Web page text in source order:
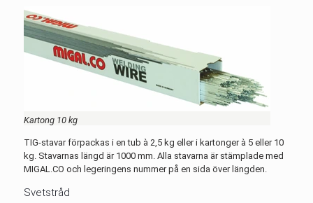
Kartong 10 kg
TIG-stavar förpackas i en tub à 2,5 kg eller i kartonger à 5 eller 10
kg. Stavarnas längd är 1000 mm. Alla stavarna är stämplade med
MIGAL.CO och legeringens nummer på en sida över längden.
Svetstråd